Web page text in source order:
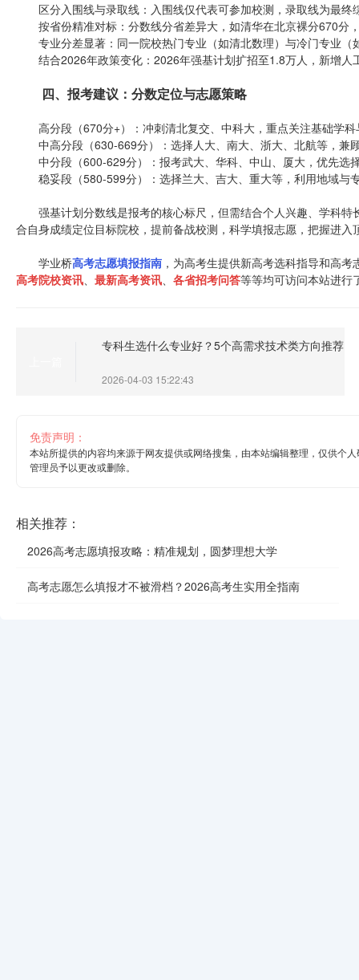
区分入围线与录取线：入围线仅代表可参加校测，录取线为最终
按省份精准对标：分数线分省差异大，如清华在北京裸分670分
专业分差显著：同一院校热门专业（如清北数理）与冷门专业（
结合2026年政策变化：2026年强基计划扩招至1.8万人，新增人
四、报考建议：分数定位与志愿策略
高分段（670分+）：冲刺清北复交、中科大，重点关注基础学科
中高分段（630-669分）：选择人大、南大、浙大、北航等，兼
中分段（600-629分）：报考武大、华科、中山、厦大，优先选
稳妥段（580-599分）：选择兰大、吉大、重大等，利用地域与
强基计划分数线是报考的核心标尺，但需结合个人兴趣、学科特
合自身成绩定位目标院校，提前备战校测，科学填报志愿，把握进入
学业桥高考志愿填报指南 ，为高考生提供新高考选科指导和高
高考院校资讯、 最新高考资讯、 各省招考问答等等均可访问本站进行
专科生选什么专业好？5个高需求技术类方向推荐
2026-04-03 15:22:43
免责声明：
本站所提供的内容均来源于网友提供或网络搜集，由本站编辑整理，仅供个
管理员予以更改或删除。
相关推荐：
2026高考志愿填报攻略：精准规划，圆梦理想大学
高考志愿怎么填报才不被滑档？2026高考生实用全指南